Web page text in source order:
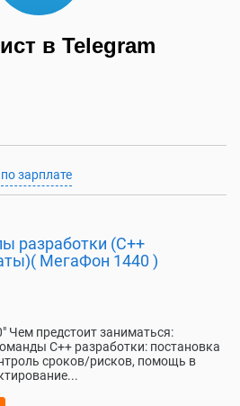
в Telegram
по зарплате
разработки (C++
МегаФон 1440 )
Чем предстоит заниматься:
C++ разработки: постановка
сроков/рисков, помощь в